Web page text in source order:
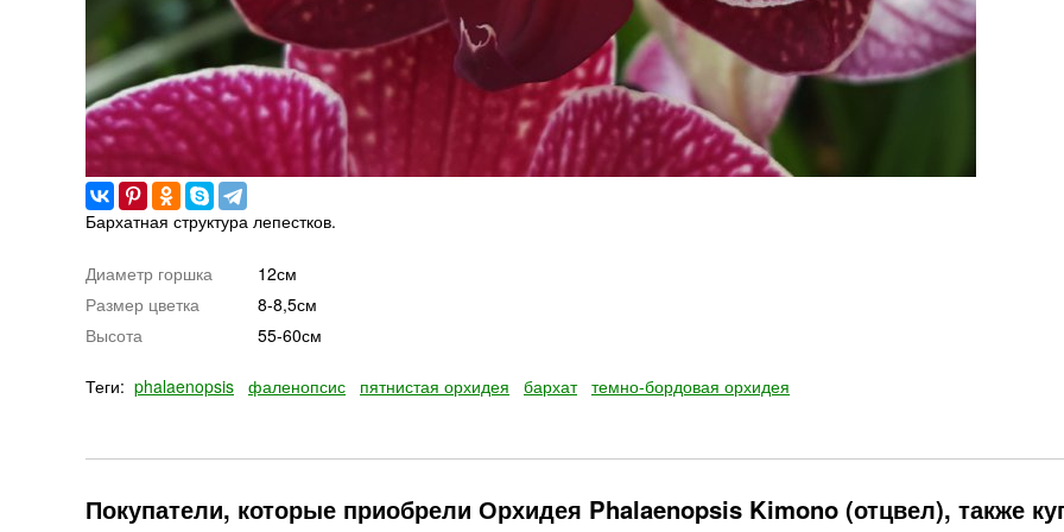
Бархатная структура лепестков.
Диаметр горшка
12см
Размер цветка
8-8,5см
Высота
55-60см
Теги: phalaenopsis фаленопсис пятнистая орхидея бархат темно-бордовая орхидея
Покупатели, которые приобрели Орхидея Phalaenopsis Kimono (отцвел), также